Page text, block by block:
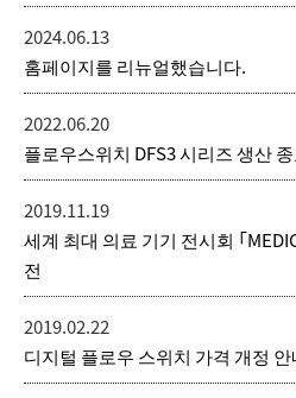
2024.06.13
홈페이지를 리뉴얼했습니다.
2022.06.20
플로우스위치 DFS3 시리즈 생산
2019.11.19
세계 최대 의료 기기 전시회 「
전
2019.02.22
디지털 플로우 스위치 가격 개정 안